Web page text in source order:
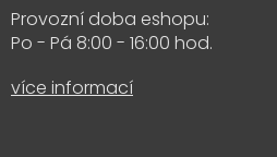
Provozní doba eshopu:
Po - Pá 8:00 - 16:00 hod.
více informací